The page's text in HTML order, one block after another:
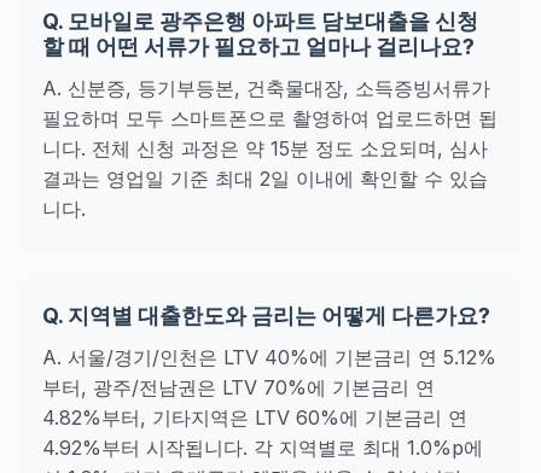
Q. 모바일로 광주은행 아파트 담보대출을 신청
할 때 어떤 서류가 필요하고 얼마나 걸리나요?
A. 신분증, 등기부등본, 건축물대장, 소득증빙서류가
필요하며 모두 스마트폰으로 촬영하여 업로드하면 됩
니다. 전체 신청 과정은 약 15분 정도 소요되며, 심사
결과는 영업일 기준 최대 2일 이내에 확인할 수 있습
니다.
Q. 지역별 대출한도와 금리는 어떻게 다른가요?
A. 서울/경기/인천은 LTV 40%에 기본금리 연 5.12%
부터, 광주/전남권은 LTV 70%에 기본금리 연
4.82%부터, 기타지역은 LTV 60%에 기본금리 연
4.92%부터 시작됩니다. 각 지역별로 최대 1.0%p에